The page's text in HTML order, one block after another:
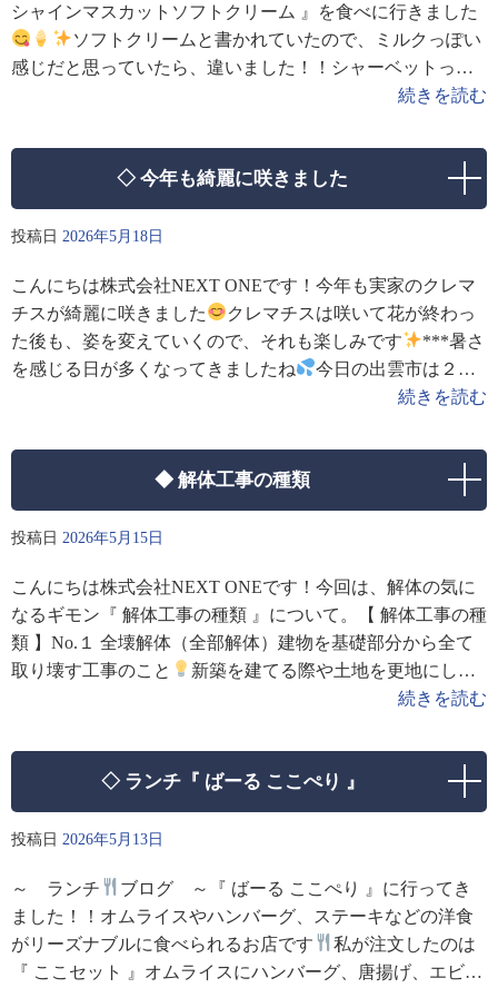
シャインマスカットソフトクリーム 』を食べに行きました
ソフトクリームと書かれていたので、ミルクっぽい
感じだと思っていたら、違いました！！シャーベットっぽ
続きを読む
◇ 今年も綺麗に咲きました
投稿日 2026年5月18日
こんにちは株式会社NEXT ONEです！今年も実家のクレマ
チスが綺麗に咲きました
クレマチスは咲いて花が終わっ
た後も、姿を変えていくので、それも楽しみです
***暑さ
を感じる日が多くなってきましたね
今日の出雲市は２９
続きを読む
◆ 解体工事の種類
投稿日 2026年5月15日
こんにちは株式会社NEXT ONEです！今回は、解体の気に
なるギモン『 解体工事の種類 』について。【 解体工事の種
類 】No.１ 全壊解体（全部解体）建物を基礎部分から全て
取り壊す工事のこと
新築を建てる際や土地を更地にして
売却する場合に適しています。※ 一般的に「解体」と聞い
続きを読む
◇ ランチ『 ばーる ここぺり 』
投稿日 2026年5月13日
～ ランチ
ブログ ～『 ばーる ここぺり 』に行ってき
ました！！オムライスやハンバーグ、ステーキなどの洋食
がリーズナブルに食べられるお店です
私が注文したのは
『 ここセット 』オムライスにハンバーグ、唐揚げ、エビフ